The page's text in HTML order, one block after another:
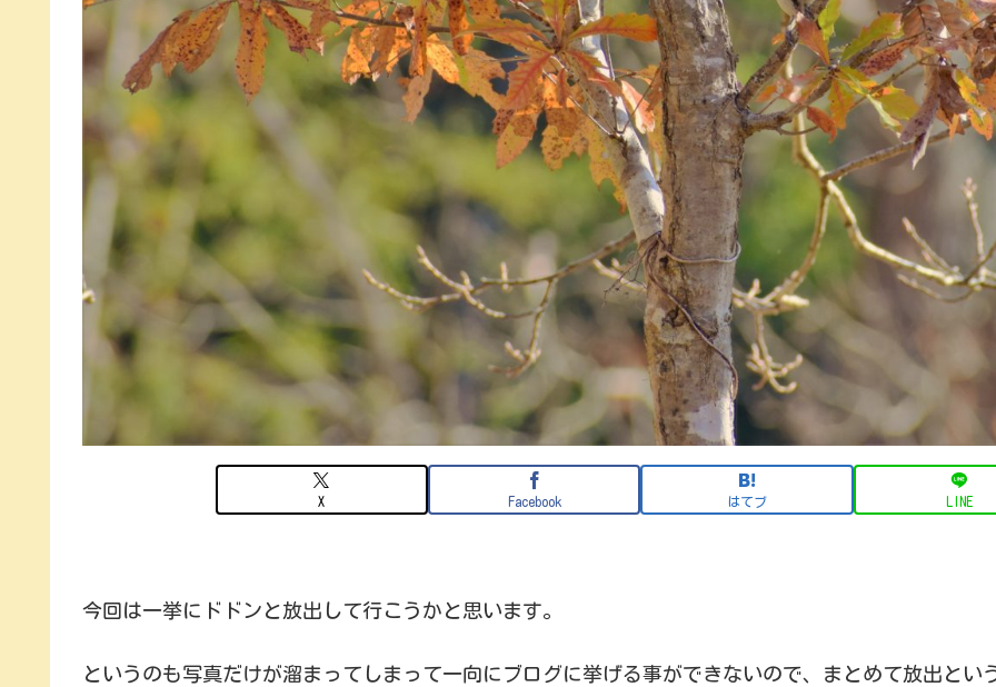
X Facebook はてブ LINE
今回は一挙にドドンと放出して行こうかと思います。
というのも写真だけが溜まってしまって一向にブログに挙げる事ができないので、まとめて放出とい